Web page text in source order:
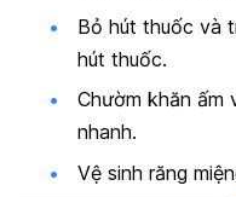
Bỏ hút thuốc và
hút thuốc.
Chườm khăn ấm
nhanh.
Vệ sinh răng